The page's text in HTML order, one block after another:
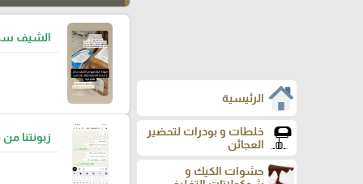
الرئيسية
خلطات و بودرات لتحضير
العجائن
حشوات الكيك و
الشيف
زبونتنا